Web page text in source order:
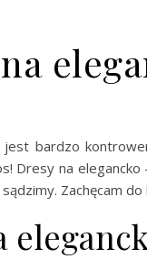
bardzo
Dresy na
Zachęcam